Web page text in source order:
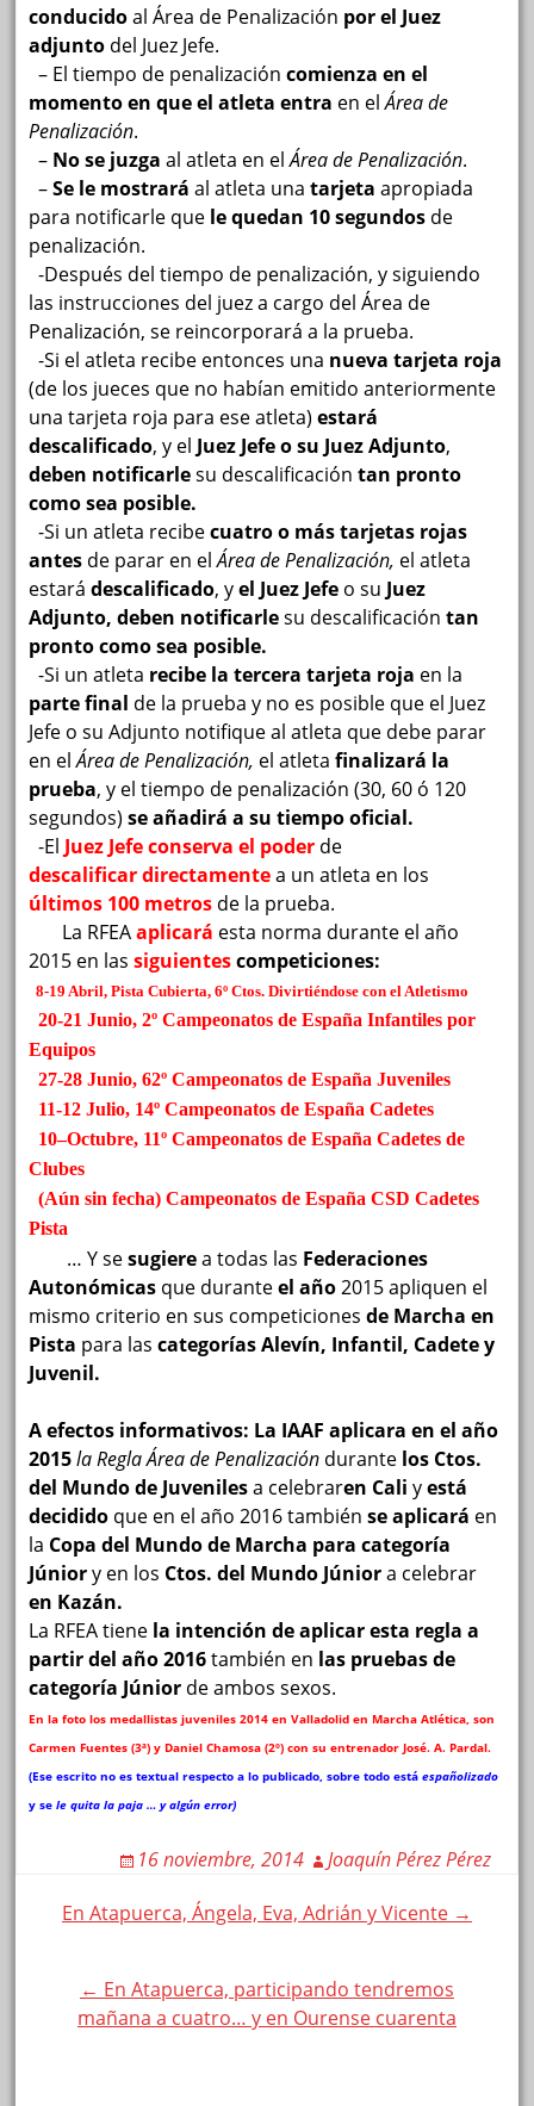
conducidoal Área de Penalización por el Juez
adjunto del Juez Jefe.
– El tiempo de penalizacióncomienza en el
momento en que el atleta entra en el Área de
Penalización.
– No se juzga al atleta en el Área de Penalización.
–Se le mostraráal atleta una tarjetaapropiada
para notificarle que le quedan 10 segundos de
penalización.
-Después del tiempo de penalización, y siguiendo
las instrucciones del juez a cargo del Área de
Penalización, se reincorporará a la prueba.
-Si el atleta recibe entonces una nueva tarjeta roja
(de los jueces que no habían emitido anteriormente
una tarjeta roja para ese atleta) estará
descalificado, y el Juez Jefe o su Juez Adjunto,
deben notificarlesu descalificación tan pronto
como sea posible.
-Si un atleta recibecuatro o más tarjetas rojas
antes de parar en elÁrea de Penalización, el atleta
estarádescalificado, yel Juez Jefe o su Juez
Adjunto, deben notificarlesu descalificacióntan
pronto como sea posible.
-Si un atleta recibe la tercera tarjeta roja en la
parte final de la prueba y no es posible que el Juez
Jefe o su Adjunto notifique al atleta que debe parar
en el Área de Penalización, el atletafinalizará la
prueba, y el tiempo de penalización (30, 60 ó 120
segundos) se añadirá a su tiempo oficial.
-El Juez Jefe conserva el poder de
descalificardirectamente a un atleta en los
últimos 100 metros de la prueba.
La RFEAaplicará esta norma durante el año
2015 en lassiguientescompeticiones:
8-19 Abril, Pista Cubierta, 6º Ctos. Divirtiéndose con el Atletismo
20-21 Junio, 2º Campeonatos de España Infantiles por
Equipos
27-28 Junio, 62º Campeonatos de España Juveniles
11-12 Julio, 14º Campeonatos de España Cadetes
10–Octubre, 11º Campeonatos de España Cadetes de
Clubes
(Aún sin fecha) Campeonatos de España CSD Cadetes
Pista
… Y sesugierea todas las Federaciones
Autonómicas que duranteel año2015 apliquen el
mismo criterio en sus competicionesde Marcha en
Pista para las categorías Alevín, Infantil, Cadete y
Juvenil.
A efectos informativos: La IAAF aplicara en el año
2015la Regla Área de Penalización durante los Ctos.
del Mundo de Juvenilesa celebraren Caliyestá
decidido que en el año 2016 también se aplicará en
la Copa del Mundo de Marcha para categoría
Júniory en los Ctos. del Mundo Júniora celebrar
en Kazán.
La RFEA tiene la intención de aplicar esta regla a
partir del año 2016también en las pruebas de
categoría Júnior de ambos sexos.
En la foto los medallistas juveniles 2014 en Valladolid en Marcha Atlética, son
Carmen Fuentes (3ª) y Daniel Chamosa (2º) con su entrenador José. A. Pardal.
(Ese escrito no es textual respecto a lo publicado, sobre todo estáespañolizado
y sele quita la paja … y algún error)
16 noviembre, 2014 Joaquín Pérez Pérez
Post
navigation
En Atapuerca, Ángela, Eva, Adrián y Vicente →
← En Atapuerca, participando tendremos
mañana a cuatro… y en Ourense cuarenta